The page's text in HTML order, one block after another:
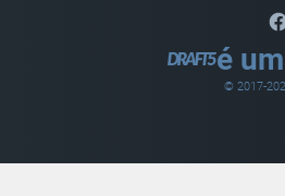
é
© 2017-